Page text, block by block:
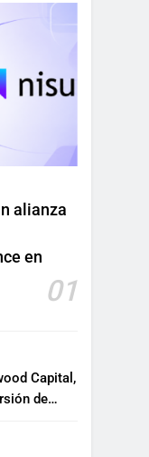
alianza
en
01
Capital,
de